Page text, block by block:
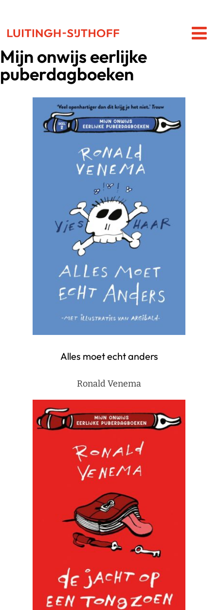
Mijn onwijs eerlijke
puberdagboeken
Alles moet echt anders
Ronald Venema